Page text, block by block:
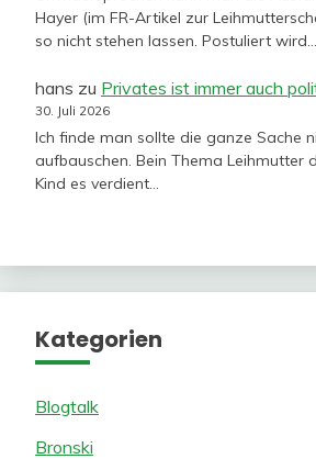
Hayer (im FR-Artikel zur
so nicht stehen lassen. Postuliert wird…
hans zu Privates ist immer auch
30. Juli 2026
Ich finde man sollte die ganze Sache
aufbauschen. Bein Thema Leihmutter
Kind es verdient…
Kategorien
Blogtalk
Bronski